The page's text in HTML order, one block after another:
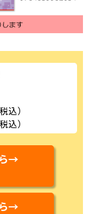
込）
込）
→
→